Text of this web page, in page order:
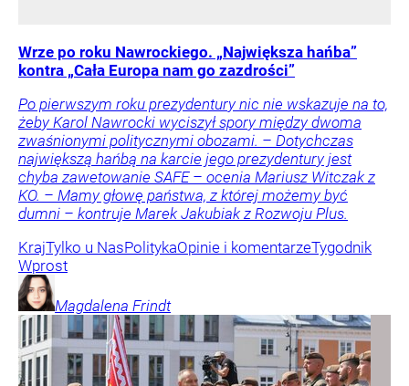
Wrze po roku Nawrockiego. „Największa hańba”
kontra „Cała Europa nam go zazdrości”
Po pierwszym roku prezydentury nic nie wskazuje na to,
żeby Karol Nawrocki wyciszył spory między dwoma
zwaśnionymi politycznymi obozami. – Dotychczas
największą hańbą na karcie jego prezydentury jest
chyba zawetowanie SAFE – ocenia Mariusz Witczak z
KO. – Mamy głowę państwa, z której możemy być
dumni – kontruje Marek Jakubiak z Rozwoju Plus.
KrajTylko u NasPolitykaOpinie i komentarzeTygodnik
Wprost
Magdalena Frindt